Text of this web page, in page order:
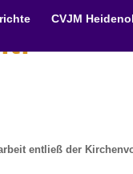
CVJM
entließ der